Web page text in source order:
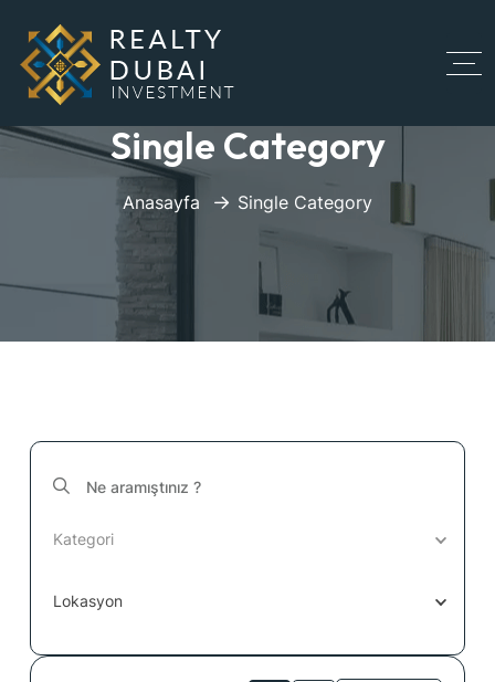
Single Category
Anasayfa Single Category
Kategori
Lokasyon